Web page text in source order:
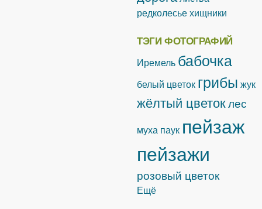
редколесьехищники
ТЭГИ ФОТОГРАФИЙ
Иремель бабочка
белый цветок грибы жук
жёлтый цветоклес
муха паук пейзаж
пейзажи
розовый цветок
Ещё